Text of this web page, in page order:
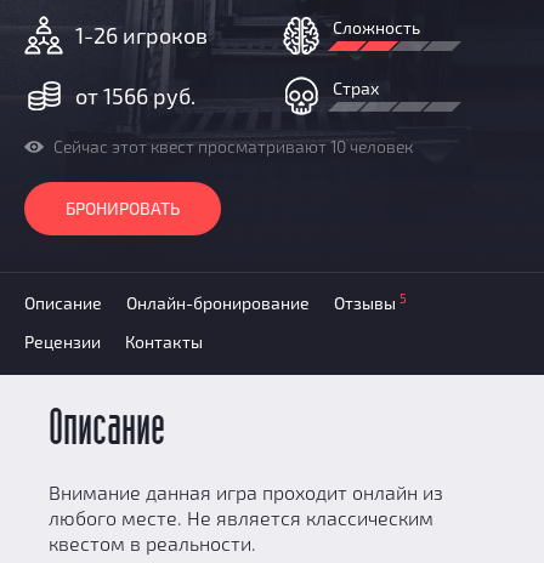
Добавить квест
1-26 игроков
от 1566 руб.
Сложность
Страх
Сейчас этот квест просматривают 10 человек
БРОНИРОВАТЬ
Описание Онлайн-бронирование Отзывы 5
Рецензии Контакты
Описание
Внимание данная игра проходит онлайн из
любого месте. Не является классическим
квестом в реальности.